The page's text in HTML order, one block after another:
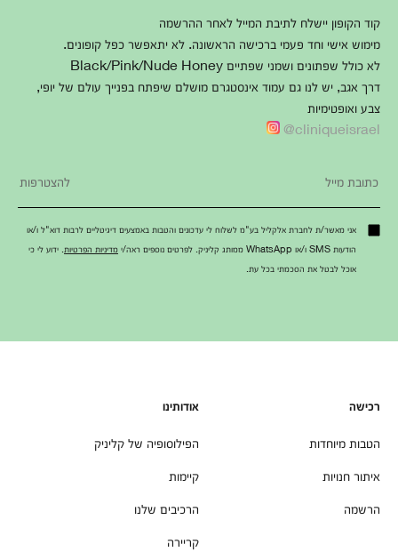
קוד הקופון יישלח לתיבת המייל לאחר ההרשמה
מימוש אישי וחד פעמי ברכישה הראשונה. לא יתאפשר כפל קופונים.
לא כולל שפתונים ושמני שפתיים Black/Pink/Nude Honey
דרך אגב, יש לנו גם עמוד אינסטגרם מושלם שיפתח בפנייך עולם של יופי,
צבע ואופטימיות
cliniqueisrael@
אני מאשר/ת לחברת אלקליל בע"מ לשלוח לי עדכונים והטבות באמצעים דיגיטליים לרבות דוא"ל ו/או
הודעות SMS ו/או WhatsApp ממותג קליניק. לפרטים נוספים ראה/י
מדיניות הפרטיות . ידוע לי כי
אוכל לבטל את הסכמתי בכל עת.
רכישה
הטבות מיוחדות
איתור חנויות
הרשמה
אודותינו
הפילוסופיה של קליניק
קיימות
הרכיבים שלנו
קריירה